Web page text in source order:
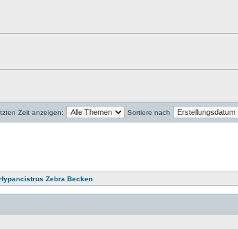
Zeit anzeigen: Sortiere nach
Zebra Becken